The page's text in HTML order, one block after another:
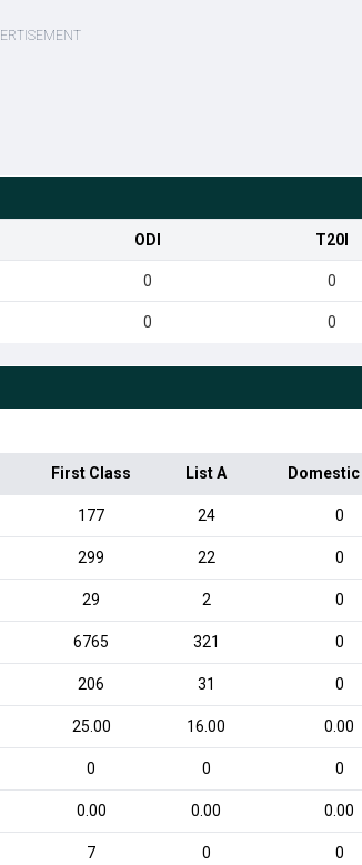
ODI T20I
0 0
0 0
First Class List A
177 24 0
299 22 0
29 2 0
6765 321 0
206 31 0
25.00 16.00 0.00
0 0 0
0.00 0.00 0.00
7 0 0